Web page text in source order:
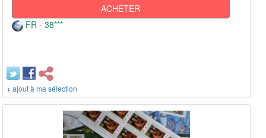
ACHETER
FR - 38***
+ ajout à ma sélection